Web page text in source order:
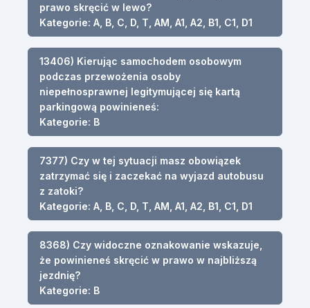
prawo skręcić w lewo?
Kategorie: A, B, C, D, T, AM, A1, A2, B1, C1, D1
13406) Kierując samochodem osobowym
podczas przewożenia osoby
niepełnosprawnej legitymującej się kartą
parkingową powinieneś:
Kategorie: B
7377) Czy w tej sytuacji masz obowiązek
zatrzymać się i zaczekać na wyjazd autobusu
z zatoki?
Kategorie: A, B, C, D, T, AM, A1, A2, B1, C1, D1
8368) Czy widoczne oznakowanie wskazuje,
że powinieneś skręcić w prawo w najbliższą
jezdnię?
Kategorie: B